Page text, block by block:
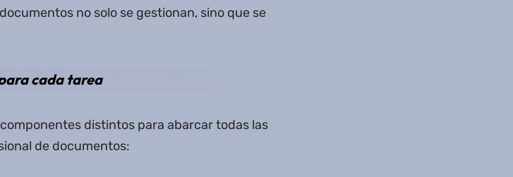
no solo se gestionan, sino que se
cada tarea
distintos para abarcar todas las
de documentos: